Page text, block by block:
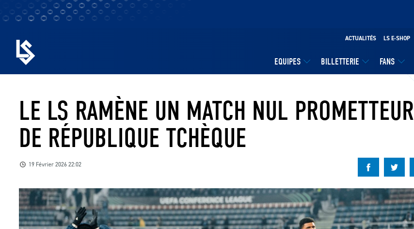
EQUIPES BILLETTERIE FANS
ACTUALITÉS LS E-SHOP
LE LS RAMÈNE UN MATCH NUL PROMETTEUR
DE RÉPUBLIQUE TCHÈQUE
19 Février 2026 22:02